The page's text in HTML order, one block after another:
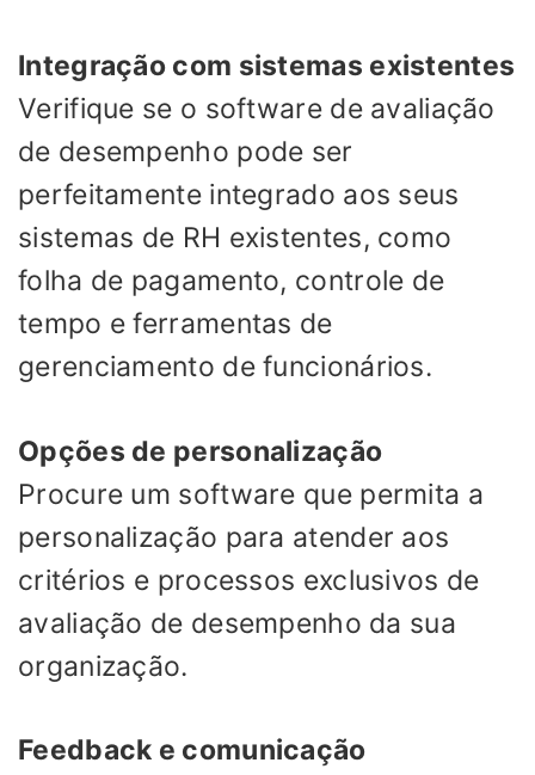
Integração com sistemas existentes
Verifique se o software de avaliação
de desempenho pode ser
perfeitamente integrado aos seus
sistemas de RH existentes, como
folha de pagamento, controle de
tempo e ferramentas de
gerenciamento de funcionários.
Opções de personalização
Procure um software que permita a
personalização para atender aos
critérios e processos exclusivos de
avaliação de desempenho da sua
organização.
Feedback e comunicação